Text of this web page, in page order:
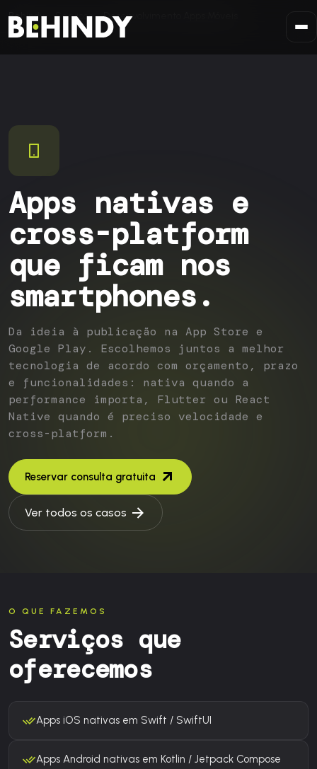
Saltar para o conteúdo
Behindy Serviços Desenvolvimento Apps Móveis
Apps nativas e
cross-platform
que ficam nos
smartphones.
Da ideia à publicação na App Store e
Google Play. Escolhemos juntos a melhor
tecnologia de acordo com orçamento, prazo
e funcionalidades: nativa quando a
performance importa, Flutter ou React
Native quando é preciso velocidade e
cross-platform.
Reservar consulta gratuita
Ver todos os casos
O QUE FAZEMOS
Serviços que
oferecemos
Apps iOS nativas em Swift / SwiftUI
Apps Android nativas em Kotlin / Jetpack Compose